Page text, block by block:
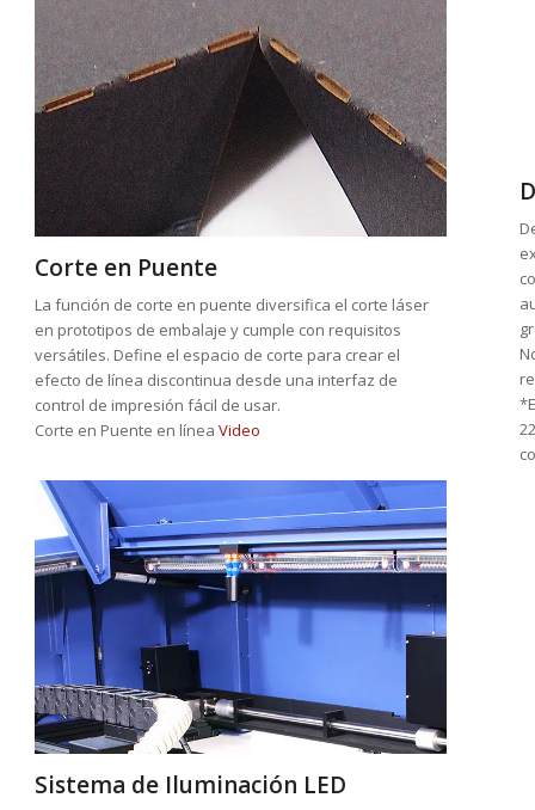
Corte en Puente
La función de corte en puente diversifica el corte láser
en prototipos de embalaje y cumple con requisitos
versátiles. Define el espacio de corte para crear el
efecto de línea discontinua desde una interfaz de
control de impresión fácil de usar.
Corte en Puente en líneaVideo
Sistema de Iluminación LED